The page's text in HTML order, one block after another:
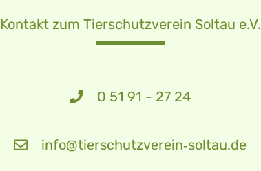
Kontakt zum Tierschutzverein Soltau e.V.
0 51 91 - 27 24
info@tierschutzverein‑soltau.de